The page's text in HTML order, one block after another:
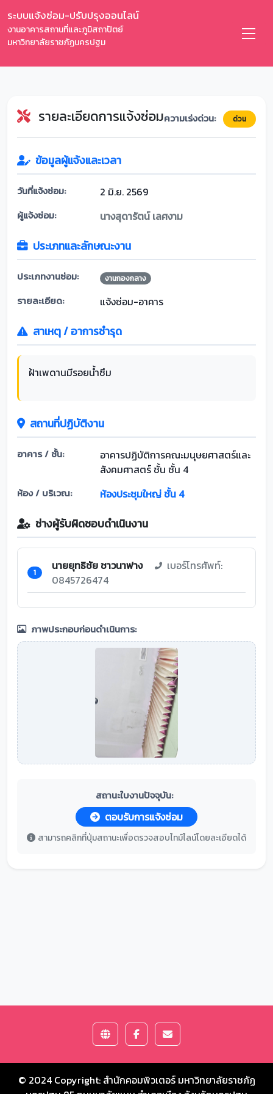
ระบบแจ้งซ่อม-ปรับปรุงออนไลน์
งานอาคารสถานที่และภูมิสถาปัตย์
มหาวิทยาลัยราชภัฏนครปฐม
รายละเอียดการแจ้งซ่อมความเร่งด่วน: ด่วน
ข้อมูลผู้แจ้งและเวลา
วันที่แจ้งซ่อม: 2 มิ.ย. 2569
ผู้แจ้งซ่อม: นางสุดารัตน์ เลศงาม
ประเภทและลักษณะงาน
ประเภทงานซ่อม: งานกองกลาง
รายละเอียด: แจ้งซ่อม-อาคาร
สาเหตุ / อาการชำรุด
ฝ้าเพดานมีรอยน้ำซึม
สถานที่ปฏิบัติงาน
อาคาร / ชั้น:
อาคารปฏิบัติการคณะมนุษยศาสตร์และ
สังคมศาสตร์ ชั้น ชั้น 4
ห้อง / บริเวณ: ห้องประชุมใหญ่ ชั้น 4
ช่างผู้รับผิดชอบดำเนินงาน
1 นายยุทธิชัย ชาวนาฟาง
เบอร์โทรศัพท์:
0845726474
ภาพประกอบก่อนดำเนินการ:
สถานะใบงานปัจจุบัน:
ตอบรับการแจ้งซ่อม
สามารถคลิกที่ปุ่มสถานะเพื่อตรวจสอบไทม์ไลน์โดยละเอียดได้
© 2024 Copyright: สำนักคอมพิวเตอร์ มหาวิทยาลัยราชภัฏ